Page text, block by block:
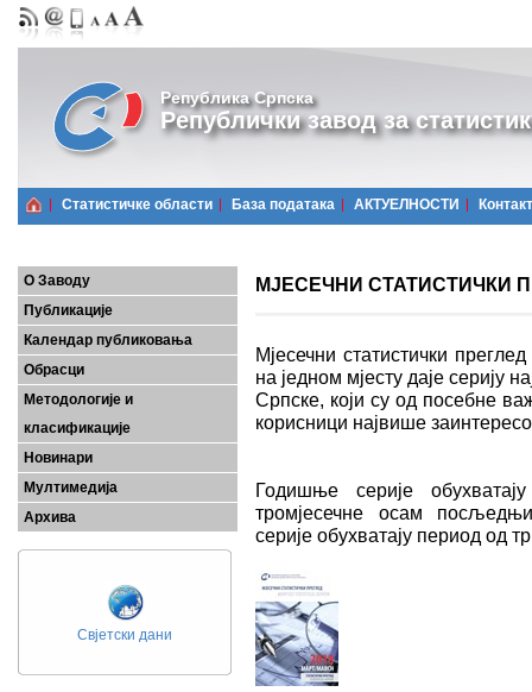
Република Српска
Републички завод за
Статистичке области Базa података АКТУЕЛНОСТИ Контакт
О Заводу
Публикације
Календар публиковања
Обрасци
Методологије и
класификације
Новинари
Мултимедија
Архива
Свјетски дани
МЈЕСЕЧНИ СТАТИСТИЧКИ
Мјесечни статистички
на једном мјесту даје серију
Српске, који су од посебне
корисници највише
Годишње серије
тромјесечне осам
серије обухватају период од